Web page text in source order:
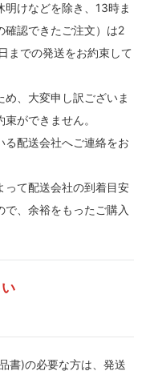
けなどを除き、13時ま
確認できたご注文）は2
までの発送をお約束して
、大変申し訳ございま
ができません。
る配送会社へご連絡をお
って配送会社の到着目安
、余裕をもったご購入
書)の必要な方は、発送